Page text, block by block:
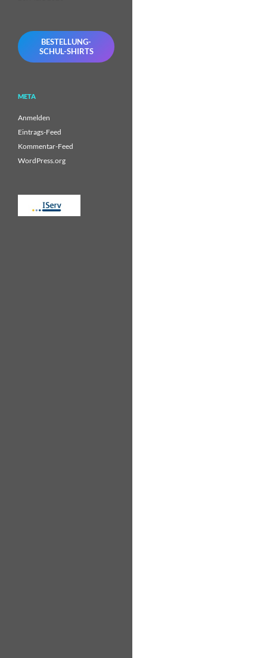
BESTELLUNG-
SCHUL-SHIRTS
META
Anmelden
Eintrags-Feed
Kommentar-Feed
WordPress.org